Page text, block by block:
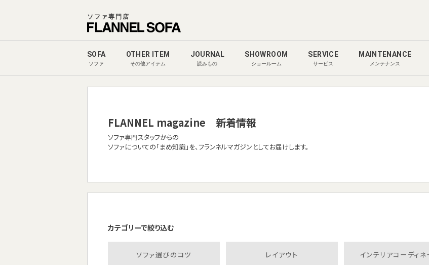
ソファ専門店
SOFA
ソファ
OTHER ITEM
その他アイテム
JOURNAL
読みもの
SHOWROOM
ショールーム
SERVICE
サービス
MAINTENANCE
メンテナンス
FLANNEL magazine 新着情報
ソファ専門スタッフからの
ソファについての「まめ知識」を、フランネルマガジンとしてお届けします。
カテゴリーで絞り込む
ソファ選びのコツ レイアウト インテリアコーディネ